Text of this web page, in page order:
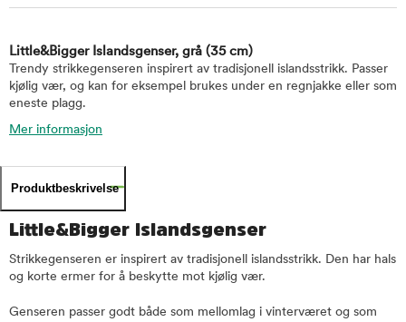
Little&Bigger Islandsgenser, grå (35 cm)
Trendy strikkegenseren inspirert av tradisjonell islandsstrikk. Passer
kjølig vær, og kan for eksempel brukes under en regnjakke eller som
eneste plagg.
Mer informasjon
Produktbeskrivelse
Little&Bigger Islandsgenser
Strikkegenseren er inspirert av tradisjonell islandsstrikk. Den har hals
og korte ermer for å beskytte mot kjølig vær.
Genseren passer godt både som mellomlag i vinterværet og som